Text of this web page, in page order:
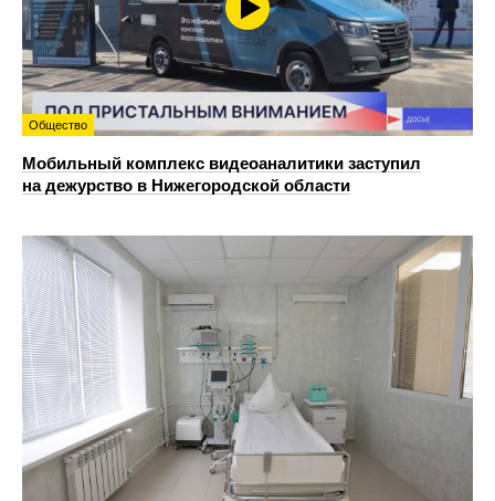
Общество
Мобильный комплекс видеоаналитики заступил
на дежурство в Нижегородской области